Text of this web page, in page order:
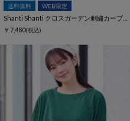
送料無料 WEB限定
￥7,480(税込)